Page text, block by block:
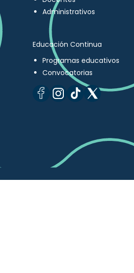
Administrativos
Educación Continua
Programas educativos
Convocatorias